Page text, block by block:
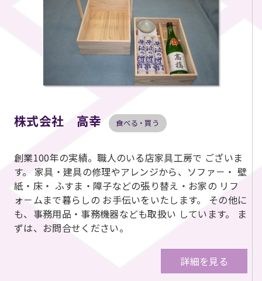
株式会社 高幸 食べる・買う
創業100年の実績。職人のいる店家具工房で ございま
す。 家具・建具の修理やアレンジから、ソファ－・ 壁
紙・床・ ふすま・障子などの張り替え・お家の リフ
ォ－ムまで暮らしの お手伝いをいたします。 その他に
も、事務用品・事務機器なども取扱い しています。 ま
ずは、お問合せください。
詳細を見る